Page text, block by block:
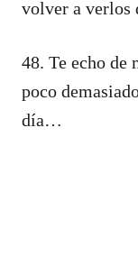
volver a verlos
48. Te echo de
poco
día…